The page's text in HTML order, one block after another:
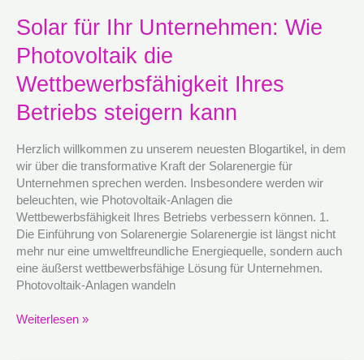
Solar für Ihr Unternehmen: Wie
Photovoltaik die
Wettbewerbsfähigkeit Ihres
Betriebs steigern kann
Herzlich willkommen zu unserem neuesten Blogartikel, in dem
wir über die transformative Kraft der Solarenergie für
Unternehmen sprechen werden. Insbesondere werden wir
beleuchten, wie Photovoltaik-Anlagen die
Wettbewerbsfähigkeit Ihres Betriebs verbessern können. 1.
Die Einführung von Solarenergie Solarenergie ist längst nicht
mehr nur eine umweltfreundliche Energiequelle, sondern auch
eine äußerst wettbewerbsfähige Lösung für Unternehmen.
Photovoltaik-Anlagen wandeln
Solar
für
Ihr
Wie
Photovoltaik
die
Ihres
Betriebs
steigern
kann
Weiterlesen »